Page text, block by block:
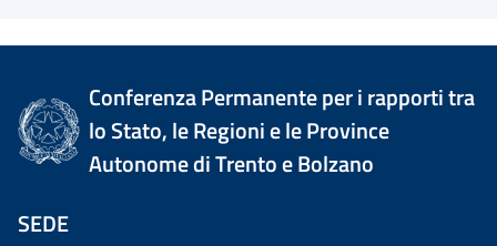
Conferenza Permanente per i rapporti tra
lo Stato, le Regioni e le Province
Autonome di Trento e Bolzano
SEDE